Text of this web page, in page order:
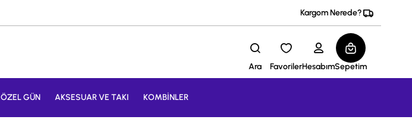
Kargom Nerede?
Ara FavorilerHesabımSepetim
ÖZEL GÜN AKSESUAR VE TAKI KOMBİNLER